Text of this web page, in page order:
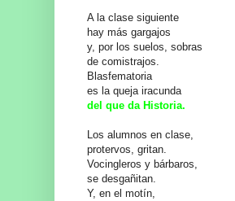
A la clase siguiente
hay más gargajos
y, por los suelos, sobras
de comistrajos.
Blasfematoria
es la queja iracunda
del que da Historia.
Los alumnos en clase,
protervos, gritan.
Vocingleros y bárbaros,
se desgañitan.
Y, en el motín,